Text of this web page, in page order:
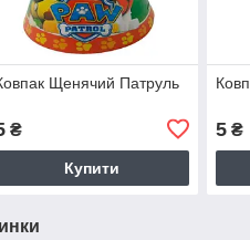
Щенячий Патруль
₴
Купити
5 ₴